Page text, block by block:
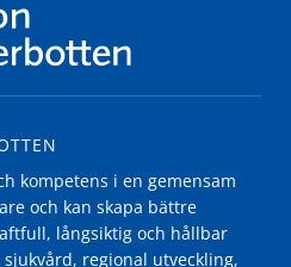
kompetens i en gemensam
och kan skapa bättre
långsiktig och hållbar
regional utveckling,